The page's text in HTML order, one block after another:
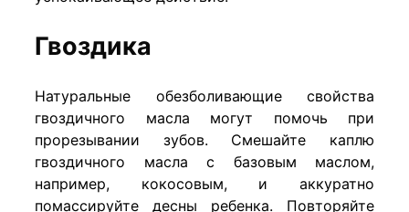
Гвоздика
Натуральные обезболивающие свойства
гвоздичного масла могут помочь при
прорезывании зубов. Смешайте каплю
гвоздичного масла с базовым маслом,
например, кокосовым, и аккуратно
помассируйте десны ребенка. Повторяйте